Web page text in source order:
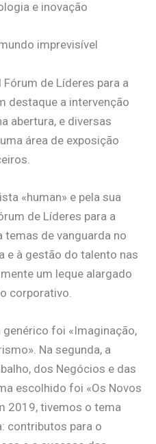
e inovação
imprevisível
de Líderes para a
destaque a intervenção
abertura, e diversas
área de exposição
«human» e pela sua
de Líderes para a
temas de vanguarda no
e à gestão do talento nas
um leque alargado
corporativo.
foi «Imaginação,
Na segunda, a
dos Negócios e das
escolhido foi «Os Novos
2019, tivemos o tema
contributos para o